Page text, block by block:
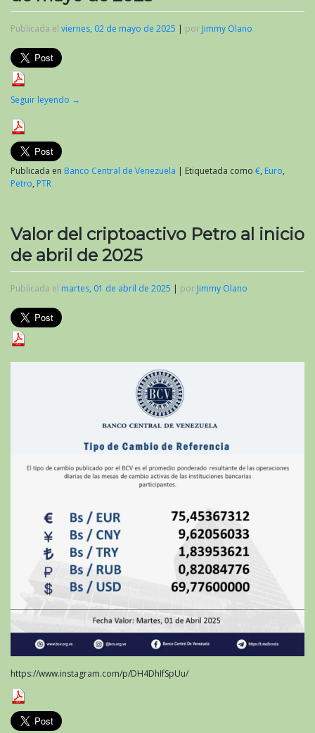
Publicada el viernes, 02 de mayo de 2025 | por Jimmy Olano
Seguir leyendo →
Publicada en Banco Central de Venezuela | Etiquetada como €, Euro,
Petro, PTR
Valor del criptoactivo Petro al inicio
de abril de 2025
Publicada el martes, 01 de abril de 2025 | por Jimmy Olano
https://www.instagram.com/p/DH4DhIfSpUu/